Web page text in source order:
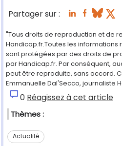
Partager sur :
"Tous droits de reproduction et de
Handicap.fr.Toutes les
sont protégées par des droits de
par Handicap.fr. Par conséquent,
peut être reproduite, sans accord.
Emmanuelle Dal'Secco, journaliste
0 Réagissez à cet article
Thèmes :
Actualité